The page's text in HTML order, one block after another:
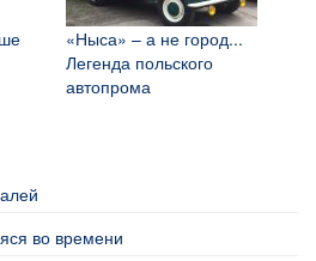
«Ныса» – а не город...
Легенда польского
автопрома
во времени